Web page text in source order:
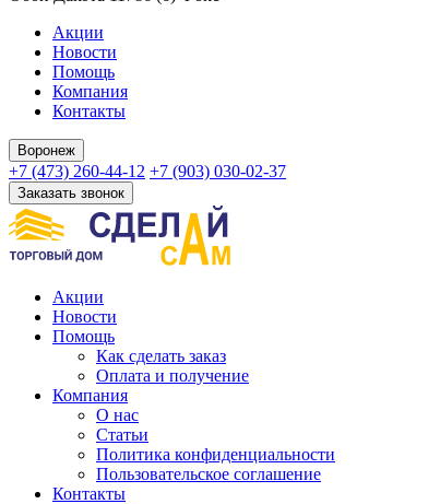
Акции
Новости
Помощь
Компания
Контакты
Воронеж
+7 (473) 260-44-12 +7 (903) 030-02-37
Заказать звонок
Акции
Новости
Помощь
Как сделать заказ
Оплата и получение
Компания
О нас
Статьи
Политика конфиденциальности
Пользовательское соглашение
Контакты